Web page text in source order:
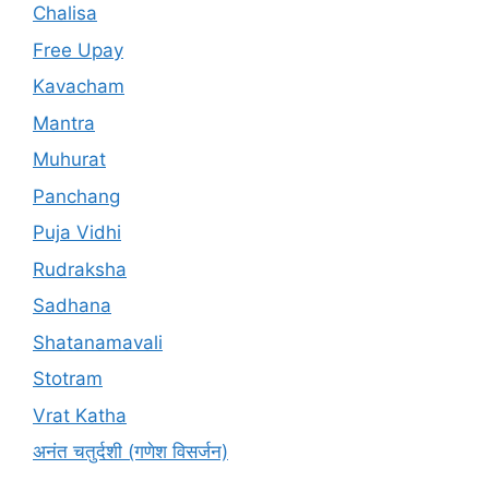
Chalisa
Free Upay
Kavacham
Mantra
Muhurat
Panchang
Puja Vidhi
Rudraksha
Sadhana
Shatanamavali
Stotram
Vrat Katha
अनंत चतुर्दशी (गणेश विसर्जन)